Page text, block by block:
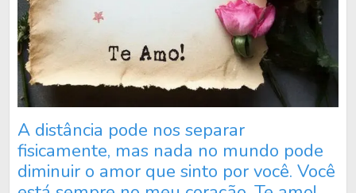
A distância pode nos separar
fisicamente, mas nada no mundo pode
diminuir o amor que sinto por você. Você